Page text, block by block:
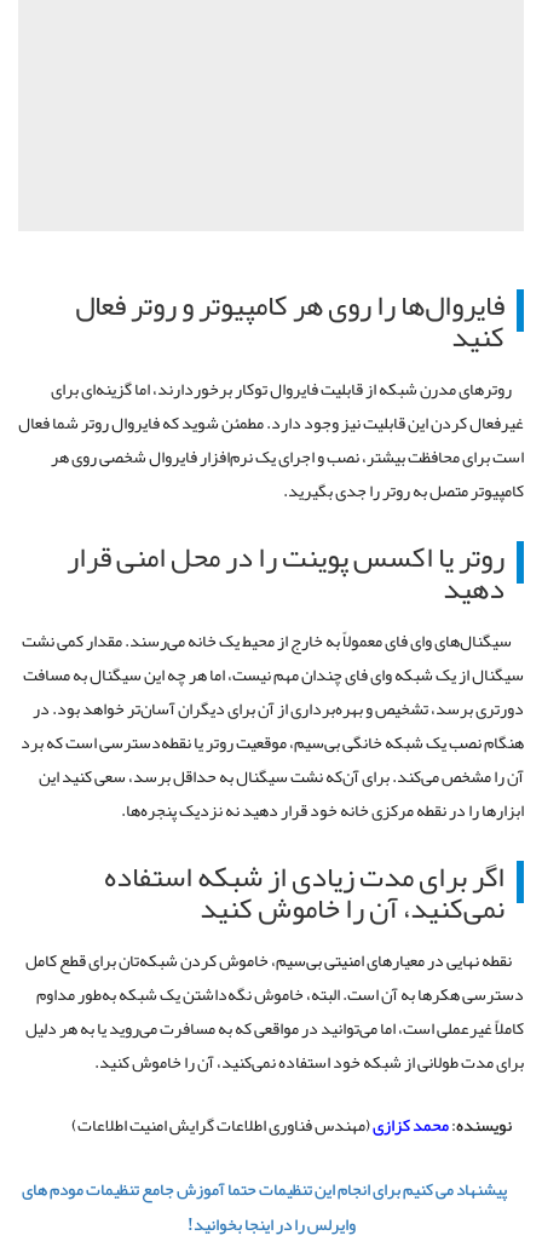
فایروالهارارویهرکامپیوتروروترفعال
کنید
روترهایمدرنشبکهازقابلیتفایروالتوکاربرخوردارند،اماگزینهایبرای
غیرفعالکردناینقابلیتنیزوجوددارد.مطمئنشویدکهفایروالروترشمافعال
استبرایمحافظتبیشتر،نصبواجراییکنرمافزارفایروالشخصیرویهر
کامپیوترمتصلبهروترراجدیبگیرید.
روتریااکسسپوینترادرمحلامنیقرار
دهید
سیگنالهایوای فایمعمولاًبهخارجازمحیطیکخانهمیرسند.مقدارکمینشت
سیگنالازیکشبکهوای فایچندانمهمنیست،اماهرچهاینسیگنالبهمسافت
دورتریبرسد،تشخیصوبهرهبرداریازآنبرایدیگرانآسانترخواهدبود.در
هنگامنصبیکشبکهخانگیبیسیم،موقعیتروتریانقطهدسترسیاستکهبرد
آنرامشخصمیکند.برایآنکهنشتسیگنالبهحداقلبرسد،سعیکنیداین
ابزارهارادرنقطهمرکزیخانهخودقراردهیدنهنزدیکپنجرهها.
اگربرایمدتزیادیازشبکهاستفاده
نمیکنید،آنراخاموشکنید
نقطهنهاییدرمعیارهایامنیتیبیسیم،خاموشکردنشبکهتانبرایقطعکامل
دسترسیهکرهابهآناست.البته،خاموشنگهداشتنیکشبکهبهطورمداوم
کاملاًغیرعملیاست،امامیتوانیددرمواقعیکهبهمسافرتمیرویدیابههردلیل
برایمدتطولانیازشبکهخوداستفادهنمیکنید،آنراخاموشکنید.
نویسنده:محمدکزازی(مهندسفناوریاطلاعاتگرایشامنیتاطلاعات)
پیشنهاد می کنیم برای انجام این تنظیمات حتما آموزش جامع تنظیمات مودم های
وایرلس را در اینجا بخوانید!